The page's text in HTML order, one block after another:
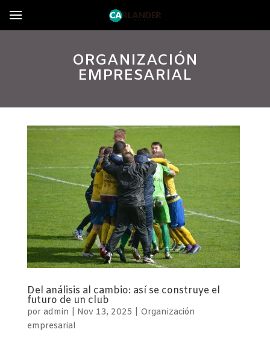
ORGANIZACIÓN
EMPRESARIAL
Del análisis al cambio: así se construye el
futuro de un club
por admin Nov 13, 2025
Organización
empresarial